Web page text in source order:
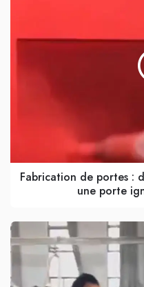
Fabrication de portes :
une porte